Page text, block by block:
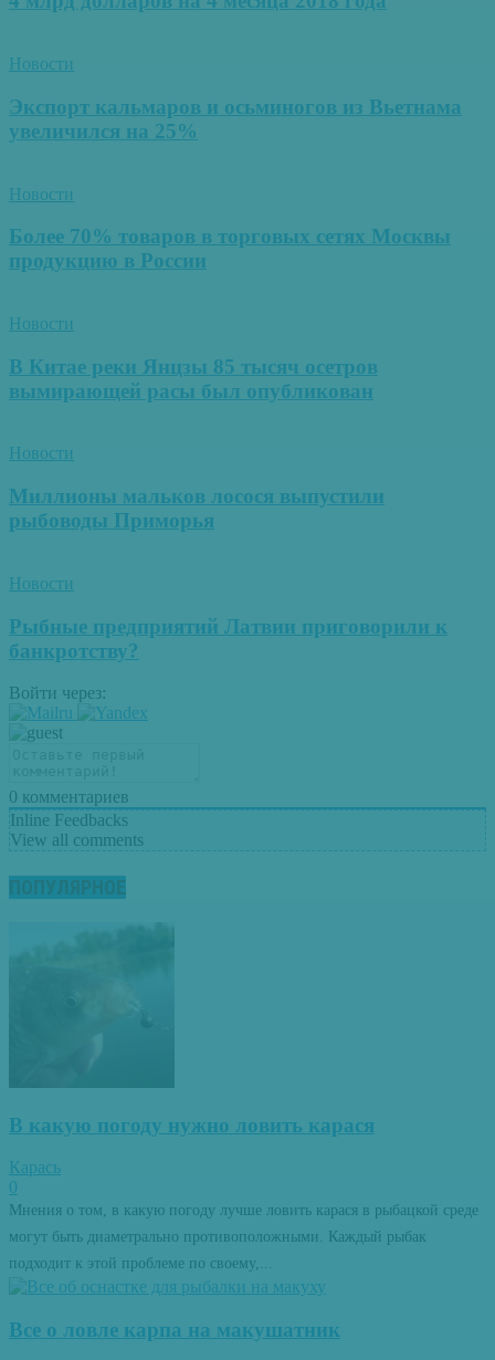
Новости
Экспорт кальмаров и осьминогов из Вьетнама
увеличился на 25%
Новости
Более 70% товаров в торговых сетях Москвы
продукцию в России
Новости
В Китае реки Янцзы 85 тысяч осетров
вымирающей расы был опубликован
Новости
Миллионы мальков лосося выпустили
рыбоводы Приморья
Новости
Рыбные предприятий Латвии приговорили к
банкротству?
Войти через:
0 комментариев
Inline Feedbacks
View all comments
ПОПУЛЯРНОЕ
В какую погоду нужно ловить карася
Карась
0
Мнения о том, в какую погоду лучше ловить карася в рыбацкой среде
могут быть диаметрально противоположными. Каждый рыбак
подходит к этой проблеме по своему,...
Все о ловле карпа на макушатник